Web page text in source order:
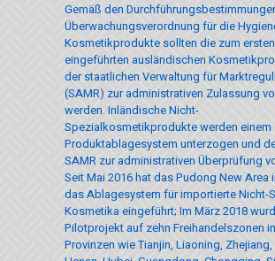
Gemäß den
Überwachungsverordnung für die
Kosmetikprodukte sollten die zum
eingeführten ausländischen
der staatlichen Verwaltung für
(SAMR) zur administrativen Zulassung
werden. Inländische Nicht-
Spezialkosmetikprodukte werden einem
Produktablagesystem unterzogen und
SAMR zur administrativen Überprüfung
Seit Mai 2016 hat das Pudong New Area
das Ablagesystem für importierte Nicht-
Kosmetika eingeführt; Im März 2018
Pilotprojekt auf zehn Freihandelszonen
Provinzen wie Tianjin, Liaoning, Zhejiang,